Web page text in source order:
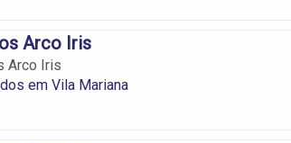
Arco Iris
Arco Iris
em Vila Mariana